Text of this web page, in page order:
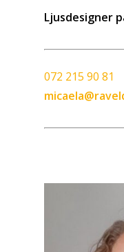
Ljusdesigner
072 215 90 81